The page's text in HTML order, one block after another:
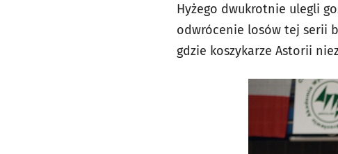
Hyżego dwukrotnie ulegli
odwrócenie losów tej serii
gdzie koszykarze Astorii